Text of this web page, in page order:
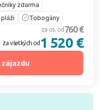
zdarma
pláži Tobogány
za os. od 760 €
za všetkých od 1 520 €